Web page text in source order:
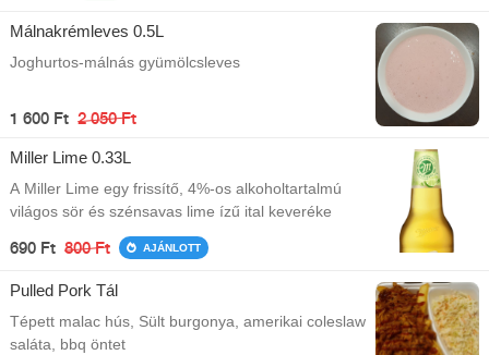
Málnakrémleves 0.5L
Joghurtos-málnás gyümölcsleves
1 600 Ft 2 050 Ft
Miller Lime 0.33L
A Miller Lime egy frissítő, 4%-os alkoholtartalmú
világos sör és szénsavas lime ízű ital keveréke
690 Ft 800 Ft AJÁNLOTT
Pulled Pork Tál
Tépett malac hús, Sült burgonya, amerikai coleslaw
saláta, bbq öntet